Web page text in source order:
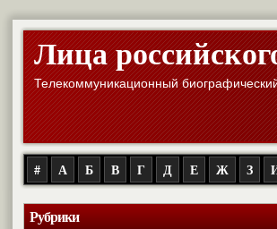
Лица
Телекоммуникационный
# А Б В Г Д Е Ж З
Рубрики